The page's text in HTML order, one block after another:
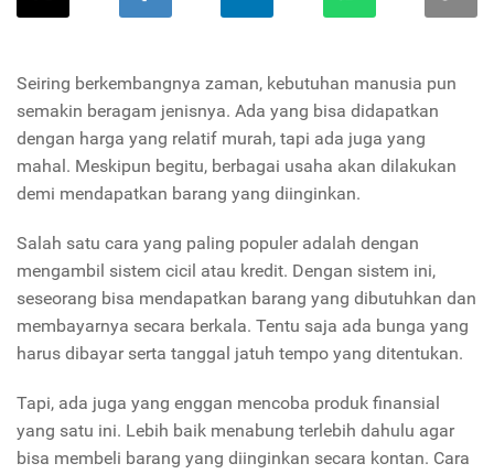
Seiring berkembangnya zaman, kebutuhan manusia pun
semakin beragam jenisnya. Ada yang bisa didapatkan
dengan harga yang relatif murah, tapi ada juga yang
mahal. Meskipun begitu, berbagai usaha akan dilakukan
demi mendapatkan barang yang diinginkan.
Salah satu cara yang paling populer adalah dengan
mengambil sistem cicil atau kredit. Dengan sistem ini,
seseorang bisa mendapatkan barang yang dibutuhkan dan
membayarnya secara berkala. Tentu saja ada bunga yang
harus dibayar serta tanggal jatuh tempo yang ditentukan.
Tapi, ada juga yang enggan mencoba produk finansial
yang satu ini. Lebih baik menabung terlebih dahulu agar
bisa membeli barang yang diinginkan secara kontan. Cara